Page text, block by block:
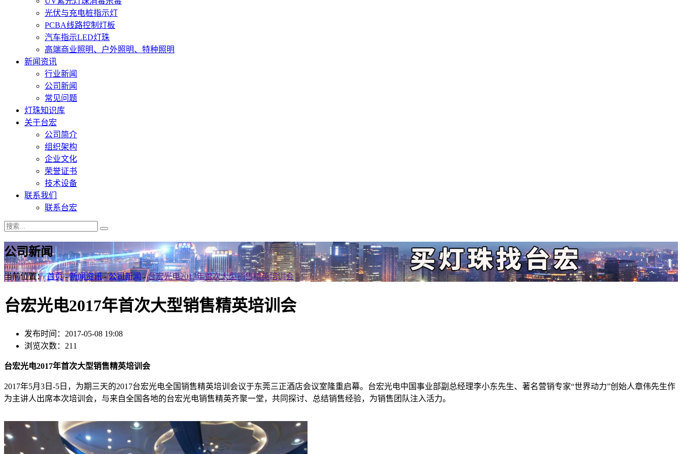
光伏与充电桩指示灯
PCBA线路控制灯板
汽车指示LED灯珠
高端商业照明、户外照明、特种照明
新闻资讯
行业新闻
公司新闻
常见问题
灯珠知识库
关于台宏
公司简介
组织架构
企业文化
荣誉证书
技术设备
联系我们
联系台宏
公司新闻
当前位置：首页-新闻资讯-公司新闻-台宏光电2017年首次大型销售精英培训会
台宏光电2017年首次大型销售精英培训会
发布时间：2017-05-08 19:08
浏览次数：211
台宏光电2017年首次大型销售精英培训会
2017年5月3日-5日，为期三天的2017台宏光电全国销售精英培训会议于东莞三正酒店会议室隆重启幕。台宏光电中国事业部副总经理李小东先生、著名营销专家“世界动力”创始人章伟先生作
为主讲人出席本次培训会，与来自全国各地的台宏光电销售精英齐聚一堂，共同探讨、总结销售经验，为销售团队注入活力。